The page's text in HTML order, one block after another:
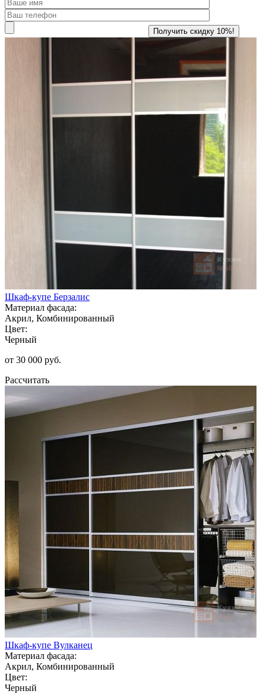
Шкаф-купе Берзалис
Материал фасада:
Акрил, Комбинированный
Цвет:
Черный
от 30 000 руб.
Рассчитать
Шкаф-купе Вулканец
Материал фасада:
Акрил, Комбинированный
Цвет:
Черный